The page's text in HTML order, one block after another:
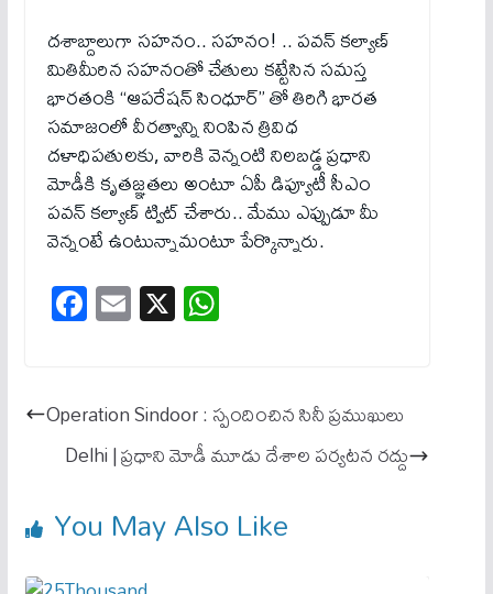
ద‌శాబ్దాలుగా సహనం.. సహనం! .. ప‌వ‌న్ క‌ల్యాణ్
మితిమీరిన సహనంతో చేతులు కట్టేసిన సమస్త
భారతంకి “ఆపరేషన్ సింధూర్” తో తిరిగి భారత
సమాజంలో వీరత్వాన్ని నింపిన త్రివిధ
దళాధిపతులకు, వారికి వెన్నంటి నిలబడ్డ ప్రధాని
మోడీకి కృత‌జ్ఞ‌త‌లు అంటూ ఏపీ డిప్యూటీ సీఎం
ప‌వ‌న్ క‌ల్యాణ్ ట్విట్ చేశారు.. మేము ఎప్పుడూ మీ
వెన్నంటే ఉంటున్నామంటూ పేర్కొన్నారు.
Fa
ce
ok
E
m
X W
ha
A
pp
Operation Sindoor : స్పందించిన సినీ ప్ర‌ముఖులు
Delhi | ప్రధాని మోడీ మూడు దేశాల పర్యటన రద్దు
You May Also Like